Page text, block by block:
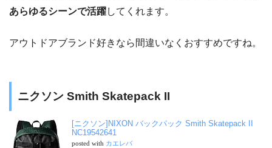
あらゆるシーンで活躍してくれます。
アウトドアブランド好きなら間違いなくおすすめですね。
ニクソン Smith Skatepack II
[ニクソン]NIXON バックパック Smith Skatepack II
NC19542641
posted with カエレバ